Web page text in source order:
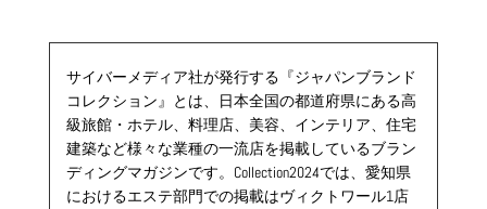
サイバーメディア社が発行する『ジャパンブランド
コレクション』とは、日本全国の都道府県にある高
級旅館・ホテル、料理店、美容、インテリア、住宅
建築など様々な業種の一流店を掲載しているブラン
ディングマガジンです。Collection2024では、愛知県
におけるエステ部門での掲載はヴィクトワール1店